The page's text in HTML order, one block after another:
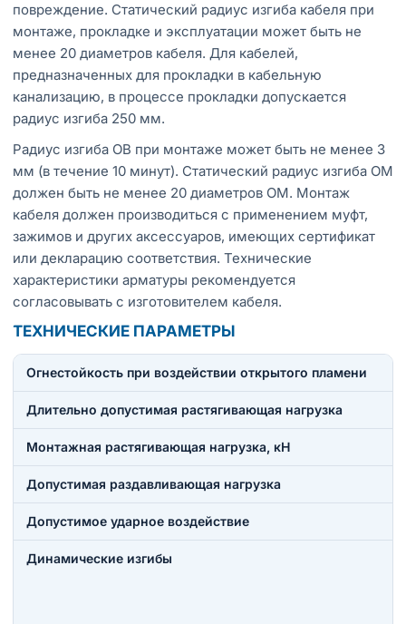
повреждение. Статический радиус изгиба кабеля при
монтаже, прокладке и эксплуатации может быть не
менее 20 диаметров кабеля. Для кабелей,
предназначенных для прокладки в кабельную
канализацию, в процессе прокладки допускается
радиус изгиба 250 мм.
Радиус изгиба ОВ при монтаже может быть не менее 3
мм (в течение 10 минут). Статический радиус изгиба ОМ
должен быть не менее 20 диаметров ОМ. Монтаж
кабеля должен производиться с применением муфт,
зажимов и других аксессуаров, имеющих сертификат
или декларацию соответствия. Технические
характеристики арматуры рекомендуется
согласовывать с изготовителем кабеля.
ТЕХНИЧЕСКИЕ ПАРАМЕТРЫ
Огнестойкость при воздействии открытого пламени
Длительно допустимая растягивающая нагрузка
Монтажная растягивающая нагрузка, кН
Допустимая раздавливающая нагрузка
Допустимое ударное воздействие
Динамические изгибы